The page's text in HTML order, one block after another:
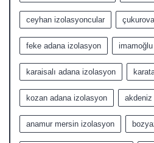
ceyhan izolasyoncular
feke adana izolasyon
karaisalı adana izolasyon
kozan adana izolasyon
anamur mersin izolasyon